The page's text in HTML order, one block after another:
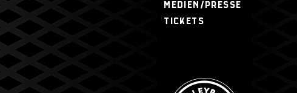
MEDIEN/PRESSE
TICKETS